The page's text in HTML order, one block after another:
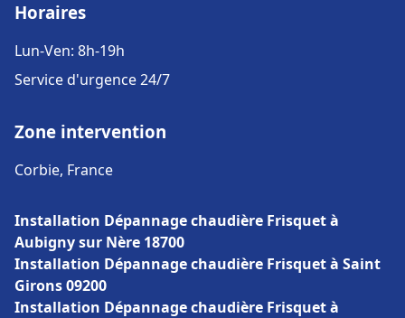
Horaires
Lun-Ven: 8h-19h
Service d'urgence 24/7
Zone intervention
Corbie, France
Installation Dépannage chaudière Frisquet à
Aubigny sur Nère 18700
Installation Dépannage chaudière Frisquet à Saint
Girons 09200
Installation Dépannage chaudière Frisquet à